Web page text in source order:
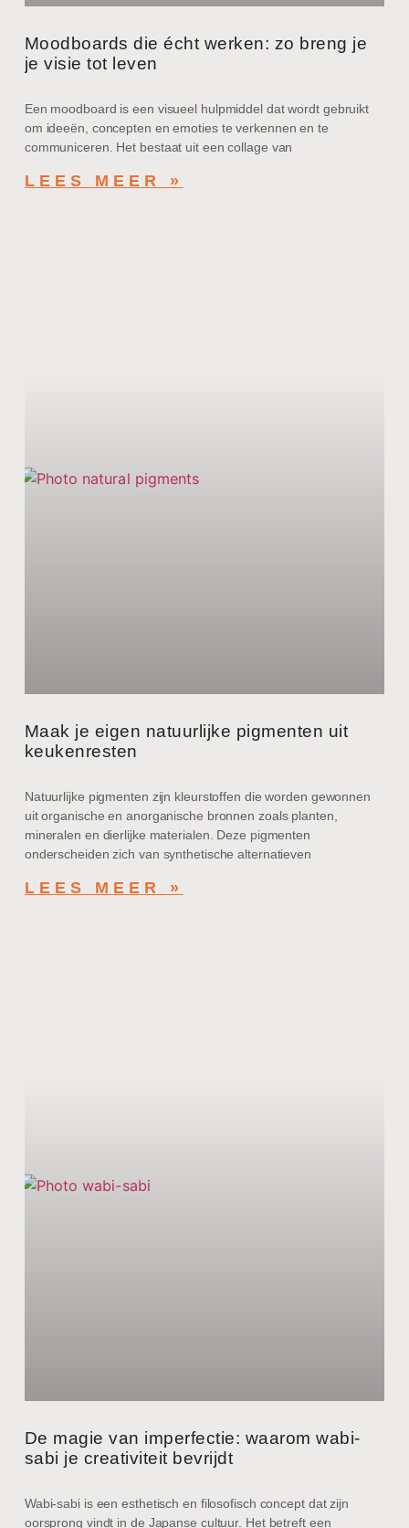
Moodboards die écht werken: zo breng je
je visie tot leven
Een moodboard is een visueel hulpmiddel dat wordt gebruikt
om ideeën, concepten en emoties te verkennen en te
communiceren. Het bestaat uit een collage van
LEES MEER »
Maak je eigen natuurlijke pigmenten uit
keukenresten
Natuurlijke pigmenten zijn kleurstoffen die worden gewonnen
uit organische en anorganische bronnen zoals planten,
mineralen en dierlijke materialen. Deze pigmenten
onderscheiden zich van synthetische alternatieven
LEES MEER »
De magie van imperfectie: waarom wabi-
sabi je creativiteit bevrijdt
Wabi-sabi is een esthetisch en filosofisch concept dat zijn
oorsprong vindt in de Japanse cultuur. Het betreft een